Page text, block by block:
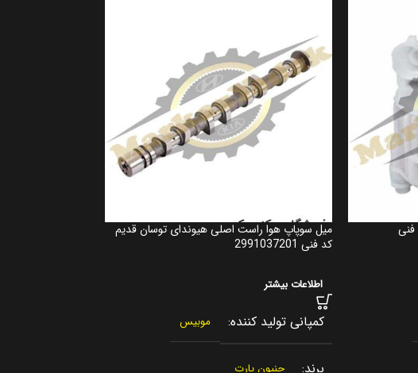
2016 کد فنی
میل سوپاپ هوا راست اصلی هیوندای توسان قدیم
کد فنی 2991037201
اطلاعات بیشتر
کمپانی تولید کننده موبیس
برند جنیون پارت